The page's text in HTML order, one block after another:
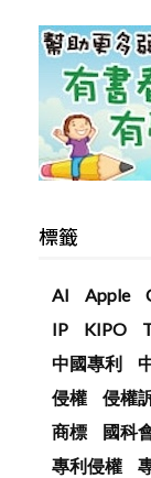
標籤
AI Apple
IP
KIPO
中國專利
侵權
侵權
商標
國科
專利侵權